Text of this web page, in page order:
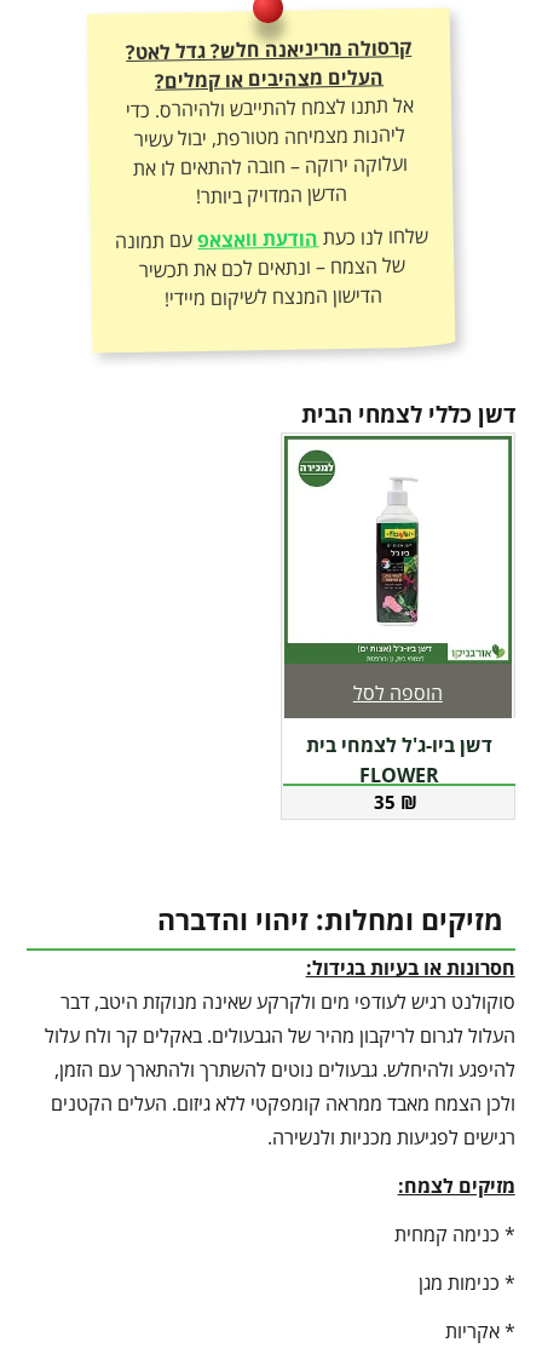
קרסולה מריניאנה חלש? גדל לאט?
העלים מצהיבים או קמלים?
אל תתנו לצמח להתייבש ולהיהרס. כדי
ליהנות מצמיחה מטורפת, יבול עשיר
ועלוקה ירוקה – חובה להתאים לו את
הדשן המדויק ביותר!
שלחו לנו כעתהודעת וואצאפעם תמונה
של הצמח – ונתאים לכם את תכשיר
הדישון המנצח לשיקום מיידי!
דשן כללי לצמחי הבית
דשן ביו-ג'ל לצמחי בית
FLOWER
35 ₪
הוספה לסל
מזיקים ומחלות: זיהוי והדברה
חסרונות או בעיות בגידול:
סוקולנט רגיש לעודפי מים ולקרקע שאינה מנוקזת היטב, דבר
העלול לגרום לריקבון מהיר של הגבעולים. באקלים קר ולח עלול
להיפגע ולהיחלש. גבעולים נוטים להשתרך ולהתארך עם הזמן,
ולכן הצמח מאבד ממראה קומפקטי ללא גיזום. העלים הקטנים
רגישים לפגיעות מכניות ולנשירה.
מזיקים לצמח:
* כנימה קמחית
* כנימות מגן
* אקריות